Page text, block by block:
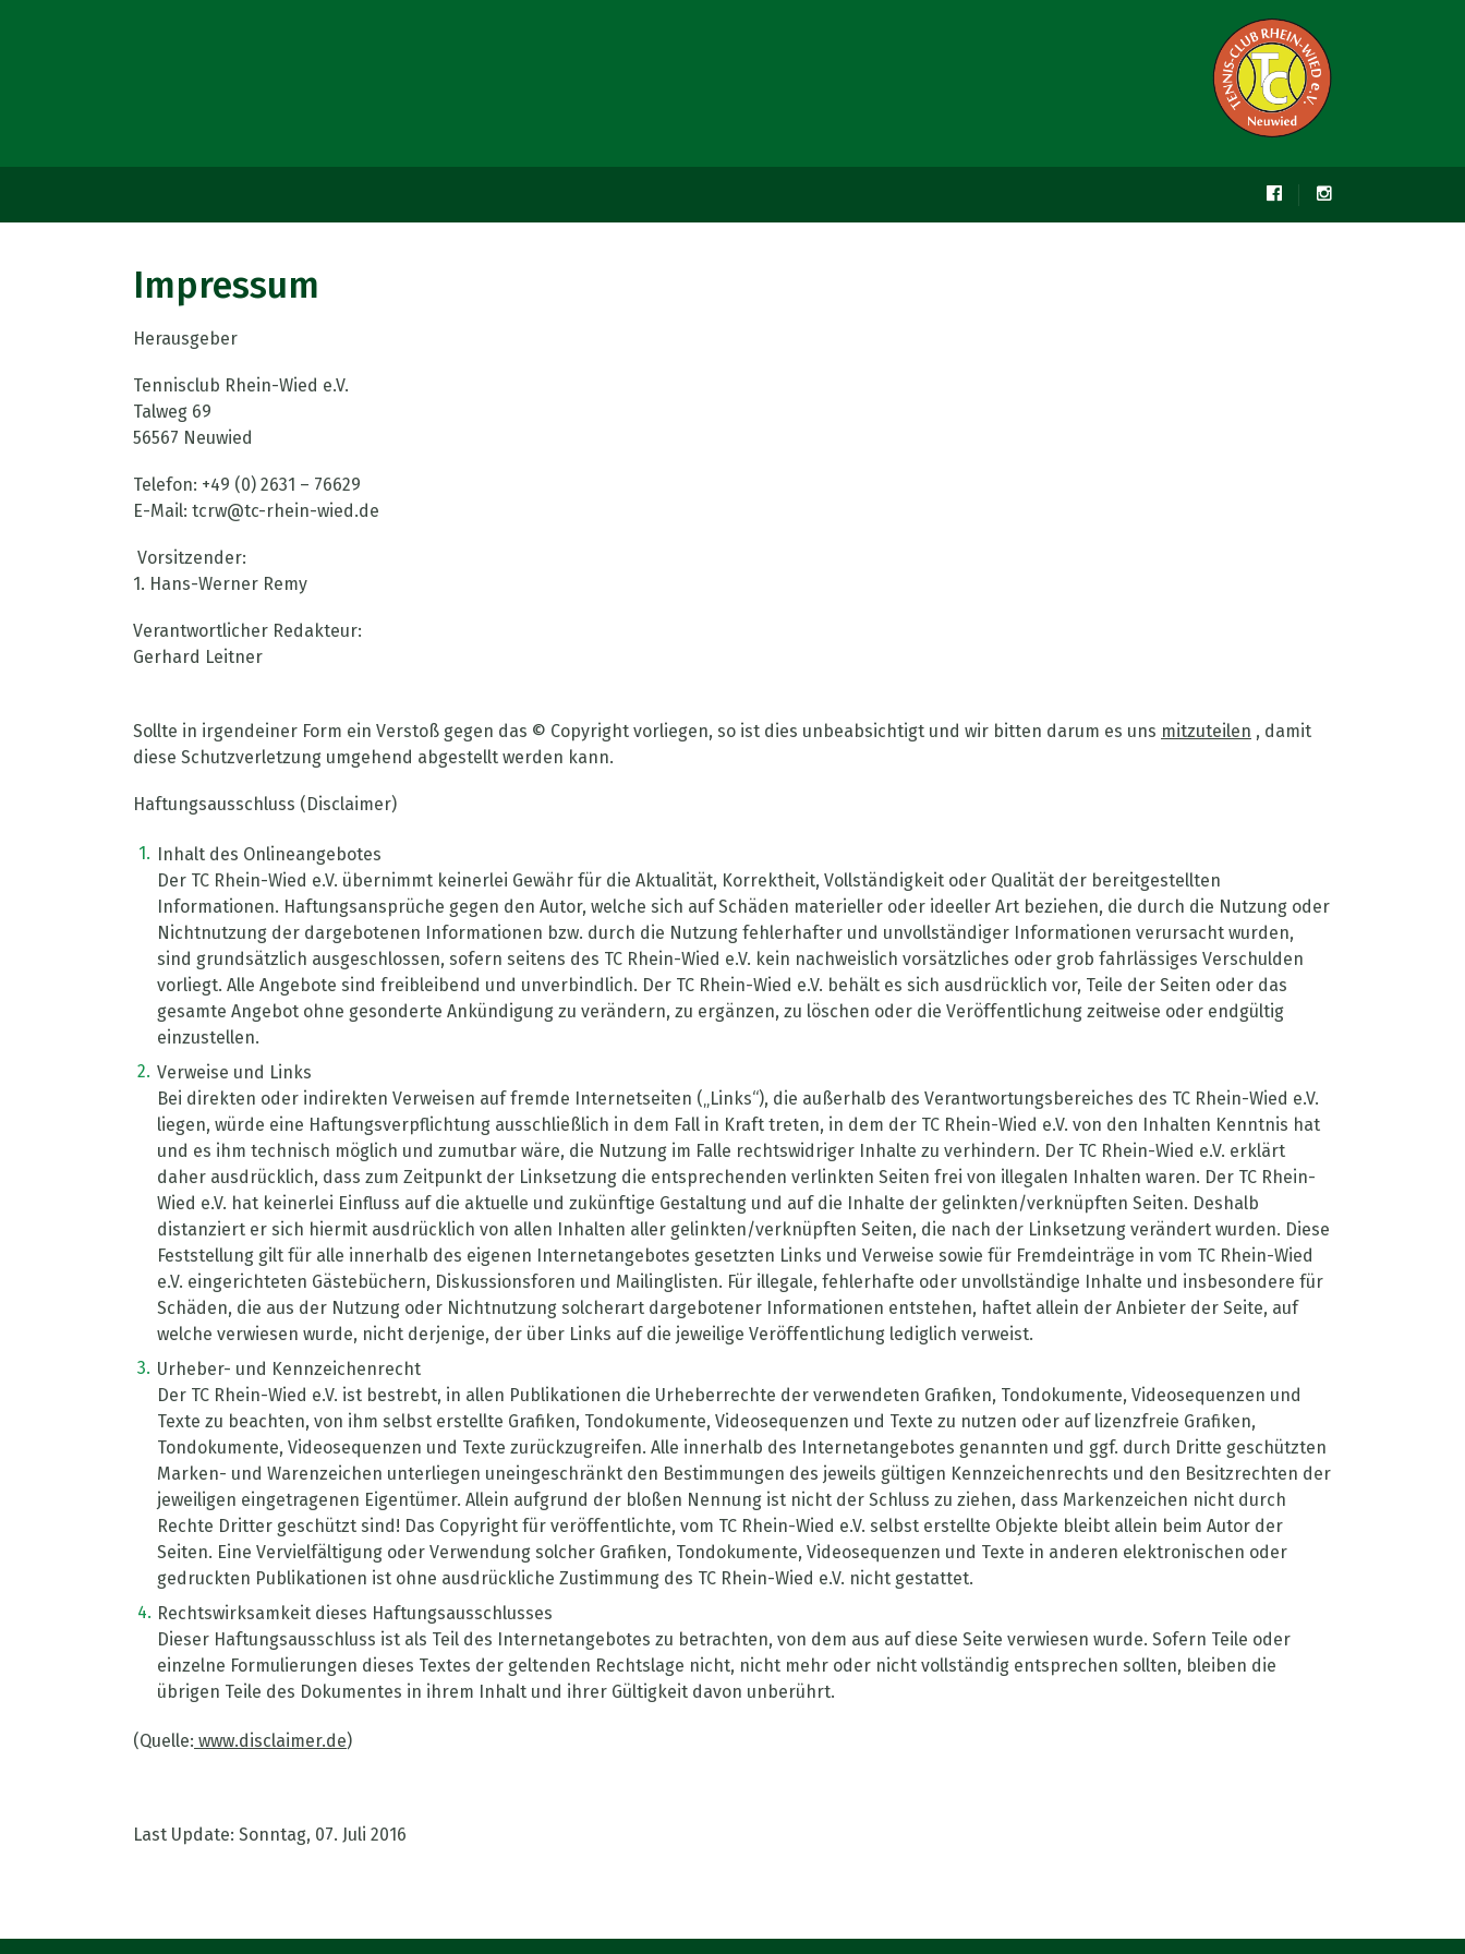
Impressum
Herausgeber
Tennisclub Rhein-Wied e.V.
Talweg 69
56567 Neuwied
Telefon: +49 (0) 2631 – 76629
E-Mail: tcrw@tc-rhein-wied.de
Vorsitzender:
1. Hans-Werner Remy
Verantwortlicher Redakteur:
Gerhard Leitner
Sollte in irgendeiner Form ein Verstoß gegen das © Copyright vorliegen, so ist dies unbeabsichtigt und wir bitten darum es uns mitzuteilen , damit
diese Schutzverletzung umgehend abgestellt werden kann.
Haftungsausschluss (Disclaimer)
Inhalt des Onlineangebotes
Der TC Rhein-Wied e.V. übernimmt keinerlei Gewähr für die Aktualität, Korrektheit, Vollständigkeit oder Qualität der bereitgestellten
Informationen. Haftungsansprüche gegen den Autor, welche sich auf Schäden materieller oder ideeller Art beziehen, die durch die Nutzung oder
Nichtnutzung der dargebotenen Informationen bzw. durch die Nutzung fehlerhafter und unvollständiger Informationen verursacht wurden,
sind grundsätzlich ausgeschlossen, sofern seitens des TC Rhein-Wied e.V. kein nachweislich vorsätzliches oder grob fahrlässiges Verschulden
vorliegt. Alle Angebote sind freibleibend und unverbindlich. Der TC Rhein-Wied e.V. behält es sich ausdrücklich vor, Teile der Seiten oder das
gesamte Angebot ohne gesonderte Ankündigung zu verändern, zu ergänzen, zu löschen oder die Veröffentlichung zeitweise oder endgültig
einzustellen.
Verweise und Links
Bei direkten oder indirekten Verweisen auf fremde Internetseiten („Links“), die außerhalb des Verantwortungsbereiches des TC Rhein-Wied e.V.
liegen, würde eine Haftungsverpflichtung ausschließlich in dem Fall in Kraft treten, in dem der TC Rhein-Wied e.V. von den Inhalten Kenntnis hat
und es ihm technisch möglich und zumutbar wäre, die Nutzung im Falle rechtswidriger Inhalte zu verhindern. Der TC Rhein-Wied e.V. erklärt
daher ausdrücklich, dass zum Zeitpunkt der Linksetzung die entsprechenden verlinkten Seiten frei von illegalen Inhalten waren. Der TC Rhein-
Wied e.V. hat keinerlei Einfluss auf die aktuelle und zukünftige Gestaltung und auf die Inhalte der gelinkten/verknüpften Seiten. Deshalb
distanziert er sich hiermit ausdrücklich von allen Inhalten aller gelinkten/verknüpften Seiten, die nach der Linksetzung verändert wurden. Diese
Feststellung gilt für alle innerhalb des eigenen Internetangebotes gesetzten Links und Verweise sowie für Fremdeinträge in vom TC Rhein-Wied
e.V. eingerichteten Gästebüchern, Diskussionsforen und Mailinglisten. Für illegale, fehlerhafte oder unvollständige Inhalte und insbesondere für
Schäden, die aus der Nutzung oder Nichtnutzung solcherart dargebotener Informationen entstehen, haftet allein der Anbieter der Seite, auf
welche verwiesen wurde, nicht derjenige, der über Links auf die jeweilige Veröffentlichung lediglich verweist.
Urheber- und Kennzeichenrecht
Der TC Rhein-Wied e.V. ist bestrebt, in allen Publikationen die Urheberrechte der verwendeten Grafiken, Tondokumente, Videosequenzen und
Texte zu beachten, von ihm selbst erstellte Grafiken, Tondokumente, Videosequenzen und Texte zu nutzen oder auf lizenzfreie Grafiken,
Tondokumente, Videosequenzen und Texte zurückzugreifen. Alle innerhalb des Internetangebotes genannten und ggf. durch Dritte geschützten
Marken- und Warenzeichen unterliegen uneingeschränkt den Bestimmungen des jeweils gültigen Kennzeichenrechts und den Besitzrechten der
jeweiligen eingetragenen Eigentümer. Allein aufgrund der bloßen Nennung ist nicht der Schluss zu ziehen, dass Markenzeichen nicht durch
Rechte Dritter geschützt sind! Das Copyright für veröffentlichte, vom TC Rhein-Wied e.V. selbst erstellte Objekte bleibt allein beim Autor der
Seiten. Eine Vervielfältigung oder Verwendung solcher Grafiken, Tondokumente, Videosequenzen und Texte in anderen elektronischen oder
gedruckten Publikationen ist ohne ausdrückliche Zustimmung des TC Rhein-Wied e.V. nicht gestattet.
Rechtswirksamkeit dieses Haftungsausschlusses
Dieser Haftungsausschluss ist als Teil des Internetangebotes zu betrachten, von dem aus auf diese Seite verwiesen wurde. Sofern Teile oder
einzelne Formulierungen dieses Textes der geltenden Rechtslage nicht, nicht mehr oder nicht vollständig entsprechen sollten, bleiben die
übrigen Teile des Dokumentes in ihrem Inhalt und ihrer Gültigkeit davon unberührt.
(Quelle: www.disclaimer.de)
Last Update: Sonntag, 07. Juli 2016